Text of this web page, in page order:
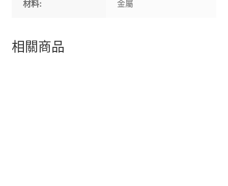
材料: 金屬
相關商品